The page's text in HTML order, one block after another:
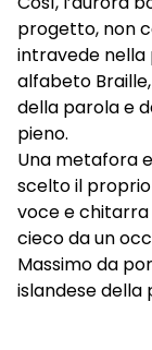
progetto, non
intravede nella
alfabeto
della parola e
pieno.
Una metafora
scelto il
voce e chitarra
cieco da un
Massimo da
islandese della